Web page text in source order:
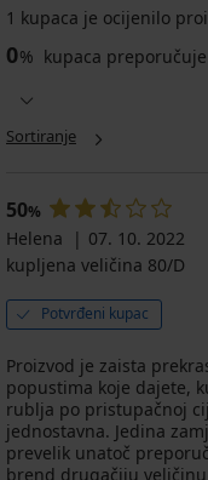
Maja
582
bez
53,99
€
Anežka
579
žice
41,99
€
Michelle
nepodstavljen
€
1 kupaca je ocijenilo
0% kupaca
Sortiranje
50%
Helena
07. 10. 2022
kupljena veličina 80/D
Potvrđeni kupac
Proizvod je zaista
popustima koje dajete,
rublja po pristupačnoj
jednostavna. Jedina
prevelik unatoč
brend drugačiju